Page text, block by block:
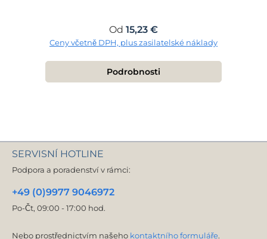
Běžná cena:
Od 15,23 €
Ceny včetně DPH, plus zasilatelské náklady
Podrobnosti
SERVISNÍ HOTLINE
Podpora a poradenství v rámci:
+49 (0)9977 9046972
Po-Čt, 09:00 - 17:00 hod.
Nebo prostřednictvím našeho kontaktního formuláře.